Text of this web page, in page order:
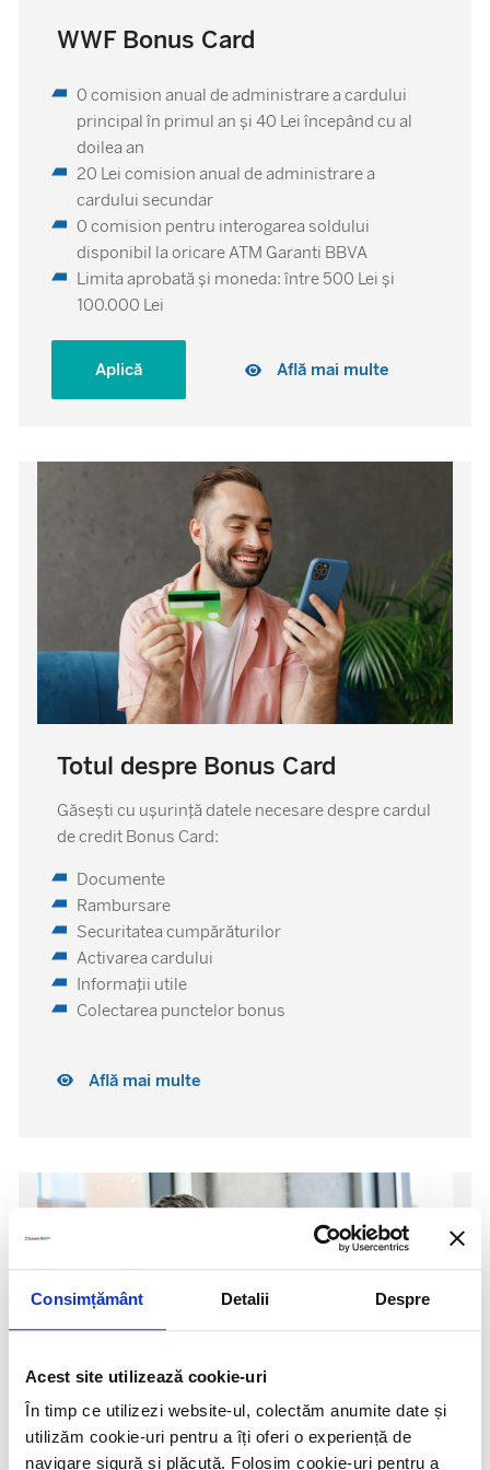
Consimțământ Detalii Despre
Acest site utilizează cookie-uri
În timp ce utilizezi website-ul, colectăm anumite date și
utilizăm cookie-uri pentru a îți oferi o experiență de
navigare sigură și plăcută. Folosim cookie-uri pentru a
WWF Bonus Card
0 comision anual de administrare a cardului
principal în primul an şi 40 Lei începând cu al
doilea an
20 Lei comision anual de administrare a
cardului secundar
0 comision pentru interogarea soldului
disponibil la oricare ATM Garanti BBVA
Limita aprobată și moneda: între 500 Lei și
100.000 Lei
Aplică Află mai multe
Totul despre Bonus Card
Găsești cu ușurință datele necesare despre cardul
de credit Bonus Card:
Documente
Rambursare
Securitatea cumpărăturilor
Activarea cardului
Informații utile
Colectarea punctelor bonus
Află mai multe